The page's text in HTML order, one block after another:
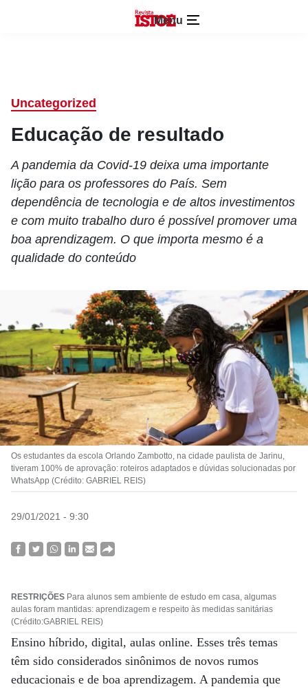
Menu
Uncategorized
Educação de resultado
A pandemia da Covid-19 deixa uma importante
lição para os professores do País. Sem
dependência de tecnologia e de altos investimentos
e com muito trabalho duro é possível promover uma
boa aprendizagem. O que importa mesmo é a
qualidade do conteúdo
Os estudantes da escola Orlando Zambotto, na cidade paulista de Jarinu,
tiveram 100% de aprovação: roteiros adaptados e dúvidas solucionadas por
WhatsApp (Crédito: GABRIEL REIS)
29/01/2021 - 9:30
RESTRIÇÕES Para alunos sem ambiente de estudo em casa, algumas
aulas foram mantidas: aprendizagem e respeito às medidas sanitárias
(Crédito:GABRIEL REIS)
Ensino híbrido, digital, aulas online. Esses três temas
têm sido considerados sinônimos de novos rumos
educacionais e de boa aprendizagem. A pandemia que